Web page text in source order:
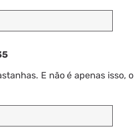
E não é apenas isso, o